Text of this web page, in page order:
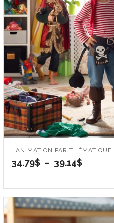
L’ANIMATION PAR THÉMATIQUE
34.79$ – 39.14$Plage
34.79$
à
39.14$